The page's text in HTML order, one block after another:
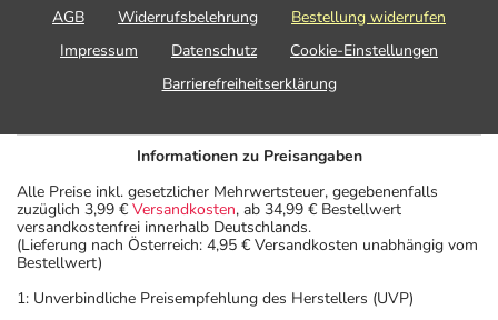
AGB Widerrufsbelehrung
Bestellung widerrufen
Impressum
Datenschutz
Cookie-Einstellungen
Barrierefreiheitserklärung
Informationen zu Preisangaben
Alle Preise inkl. gesetzlicher Mehrwertsteuer, gegebenenfalls
zuzüglich 3,99 € Versandkosten, ab 34,99 € Bestellwert
versandkostenfrei innerhalb Deutschlands.
(Lieferung nach Österreich: 4,95 € Versandkosten unabhängig vom
Bestellwert)
1: Unverbindliche Preisempfehlung des Herstellers (UVP)